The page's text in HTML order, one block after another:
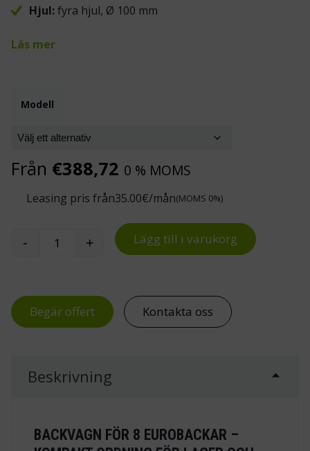
Hjul:fyra hjul, Ø 100 mm
Läs mer
Modell
Från €388,72 0 % MOMS
Leasing pris från35.00€/mån(MOMS 0%)
Backvagn för 8 Eurobackar mängd
- + Lägg till i varukorg
Begär offert Kontakta oss
Beskrivning
BACKVAGN FÖR 8 EUROBACKAR –